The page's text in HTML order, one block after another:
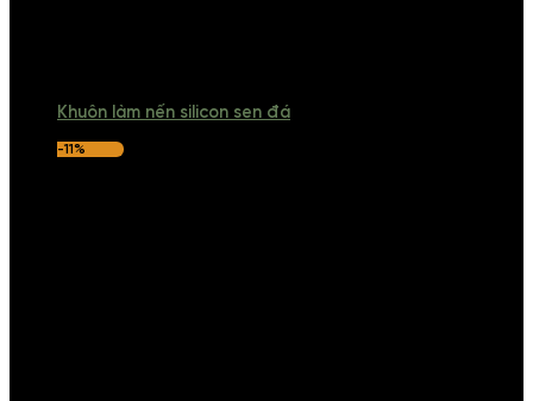
Khuôn làm nến silicon sen đá
-11%